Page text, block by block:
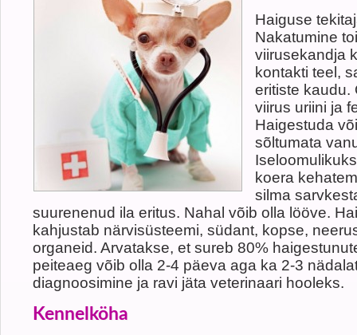
Haiguse
Nakatumine
viirusekandja
kontakti teel,
eritiste kaudu.
viirus uriini ja
Haigestuda
sõltumata
koera
silma
suurenenud ila eritus. Nahal võib olla lööve.
kahjustab närvisüsteemi, südant, kopse,
organeid. Arvatakse, et sureb 80%
peiteaeg võib olla 2-4 päeva aga ka 2-3
diagnoosimine ja ravi jäta veterinaari hooleks.
Kennelköha